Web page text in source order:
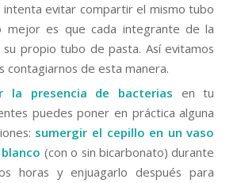
intenta evitar compartir el mismo tubo
mejor es que cada integrante de la
su propio tubo de pasta. Así evitamos
contagiarnos de esta manera.
la presencia de bacterias en tu
puedes poner en práctica alguna
sumergir el cepillo en un vaso
(con o sin bicarbonato) durante
horas y enjuagarlo después para